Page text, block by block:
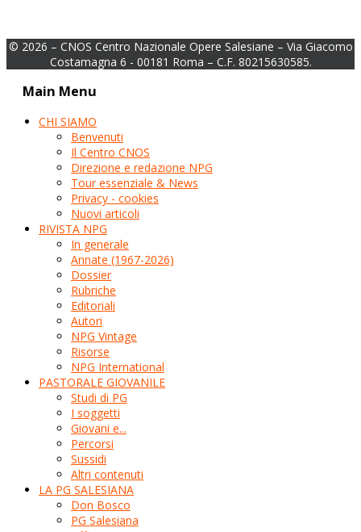
© 2026 – CNOS Centro Nazionale Opere Salesiane – Via Giacomo
Costamagna 6 - 00181 Roma – C.F. 80215630585.
Main Menu
CHI SIAMO
Benvenuti
Il Centro CNOS
Direzione e redazione NPG
Tour essenziale & News
Privacy - cookies
Nuovi articoli
RIVISTA NPG
In generale
Annate (1967-2026)
Dossier
Rubriche
Editoriali
Autori
NPG Vintage
Risorse
NPG International
PASTORALE GIOVANILE
Studi di PG
I soggetti
Giovani e...
Percorsi
Sussidi
Altri contenuti
LA PG SALESIANA
Don Bosco
PG Salesiana